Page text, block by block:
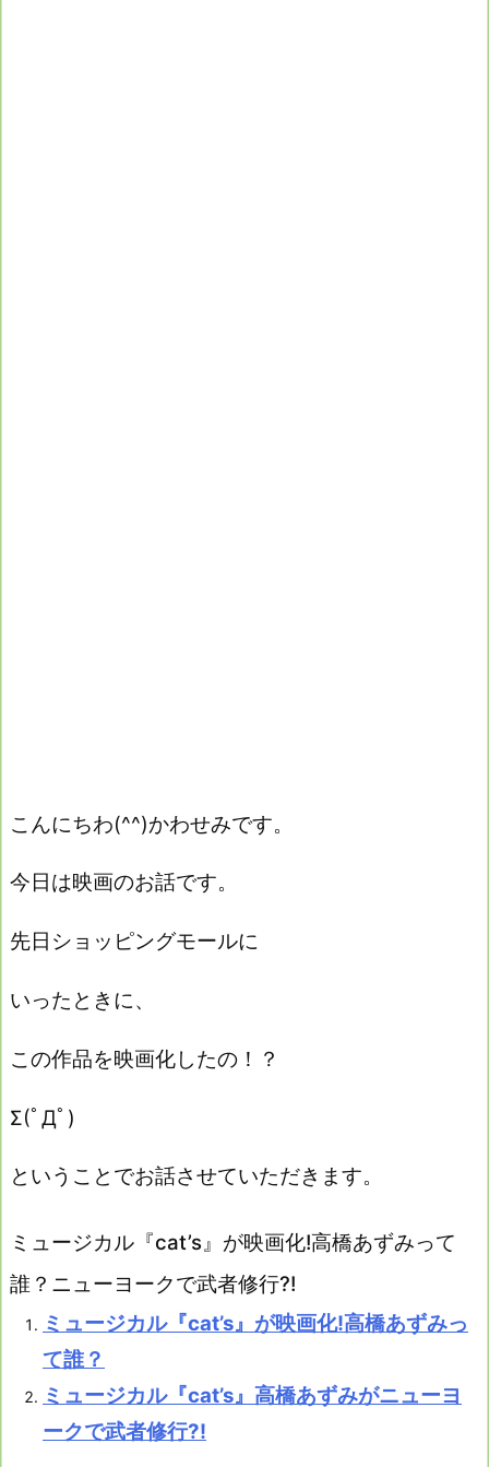
こんにちわ(^^)かわせみです。
今日は映画のお話です。
先日ショッピングモールに
いったときに、
この作品を映画化したの！？
Σ(ﾟДﾟ)
ということでお話させていただきます。
ミュージカル『cat’s』が映画化!高橋あずみって
誰？ニューヨークで武者修行?!
ミュージカル『cat’s』が映画化!高橋あずみっ
て誰？
ミュージカル『cat’s』高橋あずみがニューヨ
ークで武者修行?!